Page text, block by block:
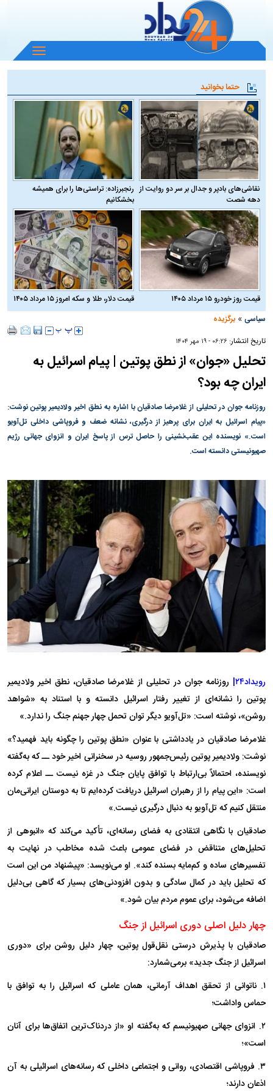
باز
و
منو
حتما بخوانید
نقاشی‌های بادپر و جدال بر سر دو روایت از
دهه شصت
رنجبرزاده: تراستی‌ها را برای همیشه
بخشکانیم
قیمت روز خودرو ۱۵ مرداد ۱۴۰۵
قیمت دلار، طلا و سکه امروز ۱۵ مرداد ۱۴۰۵
سیاسی »برگزیده
تاریخ انتشار: ۰۶:۲۶ - ۱۹ مهر ۱۴۰۴
تحلیل «جوان» از نطق پوتین | پیام اسرائیل به
ایران چه بود؟
روزنامه جوان در تحلیلی از غلامرضا صادقیان با اشاره به نطق اخیر ولادیمیر پوتین نوشت:
«پیام اسرائیل به ایران برای پرهیز از درگیری، نشانه ضعف و فروپاشی داخلی تل‌آویو
است.» نویسنده این عقب‌نشینی را حاصل ترس از پاسخ ایران و انزوای جهانی رژیم
صهیونیستی دانسته است.
رویداد۲۴|
روزنامه جوان در تحلیلی از غلامرضا صادقیان، نطق اخیر ولادیمیر
پوتین را نشانه‌ای از تغییر رفتار اسرائیل دانسته و با استناد به «شواهد
روشن»، نوشته است: «تل‌آویو دیگر توان تحمل چهار جهنم جنگ را ندارد.»
غلامرضا صادقیان در یادداشتی با عنوان «نطق پوتین را چگونه باید فهمید؟»
نوشت: ولادیمیر پوتین رئیس‌جمهور روسیه در سخنرانی اخیر خود ــ که به‌گفته
نویسنده، احتمالاً بی‌ارتباط با توافق پایان جنگ در غزه نیست ــ اعلام کرده
است: «این پیام را از رهبران اسرائیل دریافت کرده‌ایم تا به دوستان ایرانی‌مان
منتقل کنیم که تل‌آویو به دنبال درگیری نیست.»
صادقیان با نگاهی انتقادی به فضای رسانه‌ای، تأکید می‌کند که «انبوهی از
تحلیل‌های متناقض در فضای عمومی باعث شده مخاطب در نهایت به
تفسیر‌های ساده و کم‌مایه بسنده کند». او می‌نویسد: «پیشنهاد من این است
که تحلیل باید در کمال سادگی و بدون افزودنی‌های بسیار که گاهی بی‌دلیل
اضافه می‌شود، برای عموم مردم بیان شود.»
چهار دلیل اصلی دوری اسرائیل از جنگ
صادقیان با پذیرش درستی نقل‌قول پوتین، چهار دلیل روشن برای «دوری
اسرائیل از جنگ جدید» برمی‌شمارد:
۱. ناتوانی از تحقق اهداف آرمانی، همان عاملی که اسرائیل را به توافق با
حماس واداشت؛
۲. انزوای جهانی صهیونیسم که به‌گفته او «از دردناک‌ترین اتفاق‌ها برای آنان
است»؛
۳. فروپاشی اقتصادی، روانی و اجتماعی داخلی که رسانه‌های اسرائیلی به آن
اذعان دارند؛